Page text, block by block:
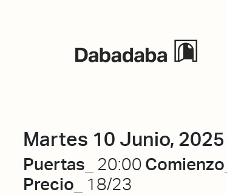
Martes 10 Junio, 2025
Puertas_ 20:00 Comienzo_
Precio_ 18/23